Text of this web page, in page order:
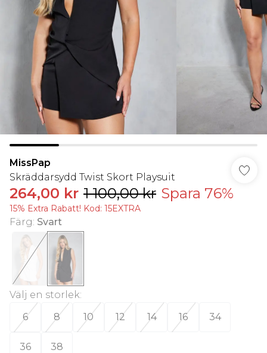
MissPap
Skräddarsydd Twist Skort Playsuit
264,00 kr 1 100,00 kr Spara 76%
15% Extra Rabatt! Kod: 15EXTRA
Färg: Svart
Välj en storlek:
6
8 10 12 14 16 34
36 38